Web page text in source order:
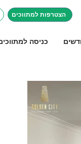
הצטרפות למתווכים
כניסה